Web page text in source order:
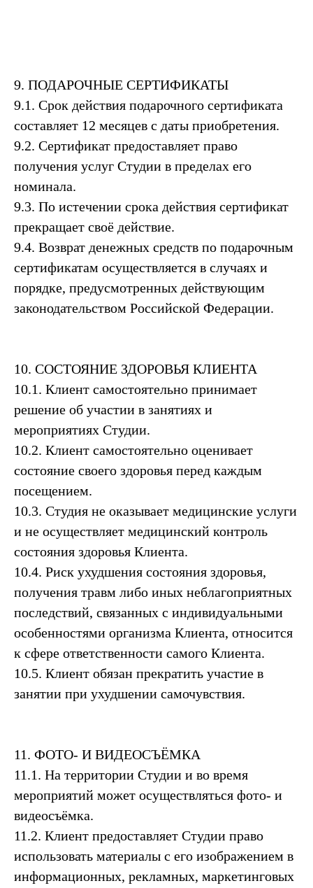
9. ПОДАРОЧНЫЕ СЕРТИФИКАТЫ
9.1. Срок действия подарочного сертификата
составляет 12 месяцев с даты приобретения.
9.2. Сертификат предоставляет право
получения услуг Студии в пределах его
номинала.
9.3. По истечении срока действия сертификат
прекращает своё действие.
9.4. Возврат денежных средств по подарочным
сертификатам осуществляется в случаях и
порядке, предусмотренных действующим
законодательством Российской Федерации.
10. СОСТОЯНИЕ ЗДОРОВЬЯ КЛИЕНТА
10.1. Клиент самостоятельно принимает
решение об участии в занятиях и
мероприятиях Студии.
10.2. Клиент самостоятельно оценивает
состояние своего здоровья перед каждым
посещением.
10.3. Студия не оказывает медицинские услуги
и не осуществляет медицинский контроль
состояния здоровья Клиента.
10.4. Риск ухудшения состояния здоровья,
получения травм либо иных неблагоприятных
последствий, связанных с индивидуальными
особенностями организма Клиента, относится
к сфере ответственности самого Клиента.
10.5. Клиент обязан прекратить участие в
занятии при ухудшении самочувствия.
11. ФОТО- И ВИДЕОСЪЁМКА
11.1. На территории Студии и во время
мероприятий может осуществляться фото- и
видеосъёмка.
11.2. Клиент предоставляет Студии право
использовать материалы с его изображением в
информационных, рекламных, маркетинговых